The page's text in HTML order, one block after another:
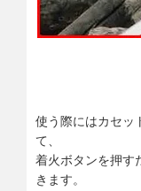
使う際にはカセッ
て、
着火ボタンを押す
きます。